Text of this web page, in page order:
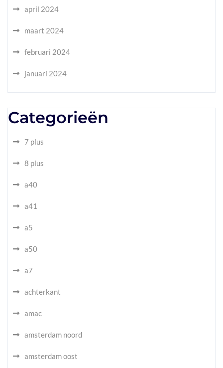
april 2024
maart 2024
februari 2024
januari 2024
Categorieën
7 plus
8 plus
a40
a41
a5
a50
a7
achterkant
amac
amsterdam noord
amsterdam oost